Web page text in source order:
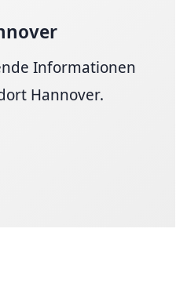
Informationen
Hannover.